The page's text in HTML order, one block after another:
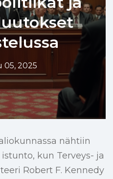
05, 2025
nähtiin
kun Terveys- ja
Robert F. Kennedy